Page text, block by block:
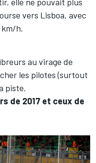
vers Lisboa, avec
km/h.
au virage de
les pilotes (surtout
piste.
de 2017 et ceux de